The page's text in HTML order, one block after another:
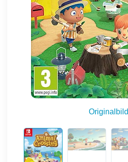
Originalbild